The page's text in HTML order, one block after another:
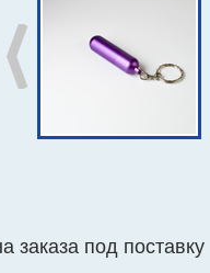
заказа под поставку